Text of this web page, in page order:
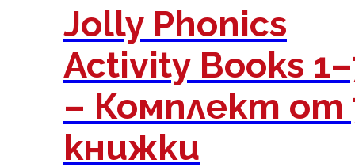
Jolly Phonics
Activity Books
– Комплект от
книжки